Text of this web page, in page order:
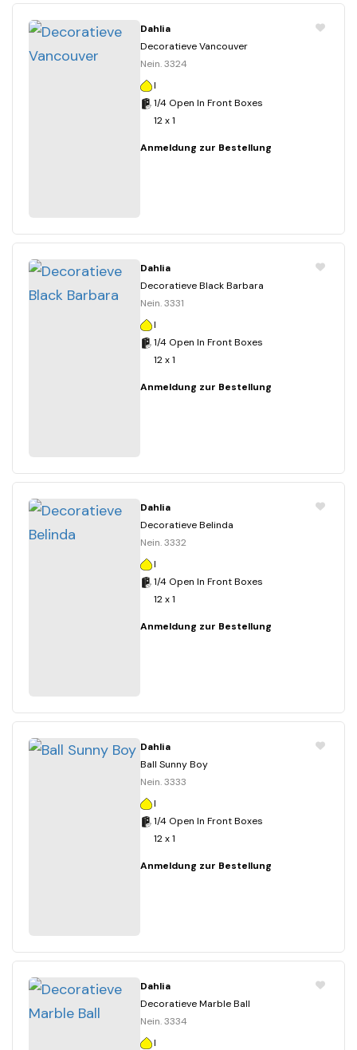
Dahlia
Decoratieve Vancouver
Nein. 3324
I
1/4 Open In Front Boxes
12 x 1
Anmeldung zur Bestellung
Dahlia
Decoratieve Black Barbara
Nein. 3331
I
1/4 Open In Front Boxes
12 x 1
Anmeldung zur Bestellung
Dahlia
Decoratieve Belinda
Nein. 3332
I
1/4 Open In Front Boxes
12 x 1
Anmeldung zur Bestellung
Dahlia
Ball Sunny Boy
Nein. 3333
I
1/4 Open In Front Boxes
12 x 1
Anmeldung zur Bestellung
Dahlia
Decoratieve Marble Ball
Nein. 3334
I